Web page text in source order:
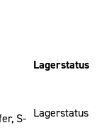
Lagerstatus
S- Lagerstatus